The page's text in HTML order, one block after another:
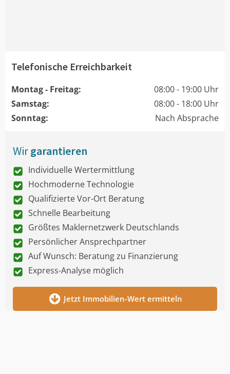
Telefonische Erreichbarkeit
Montag - Freitag:
08:00 - 19:00 Uhr
Samstag:
08:00 - 18:00 Uhr
Sonntag:
Nach Absprache
Wirgarantieren
Individuelle Wertermittlung
Hochmoderne Technologie
Qualifizierte Vor-Ort Beratung
Schnelle Bearbeitung
Größtes Maklernetzwerk Deutschlands
Persönlicher Ansprechpartner
Auf Wunsch: Beratung zu Finanzierung
Express-Analyse möglich
Jetzt Immobilien-Wert ermitteln